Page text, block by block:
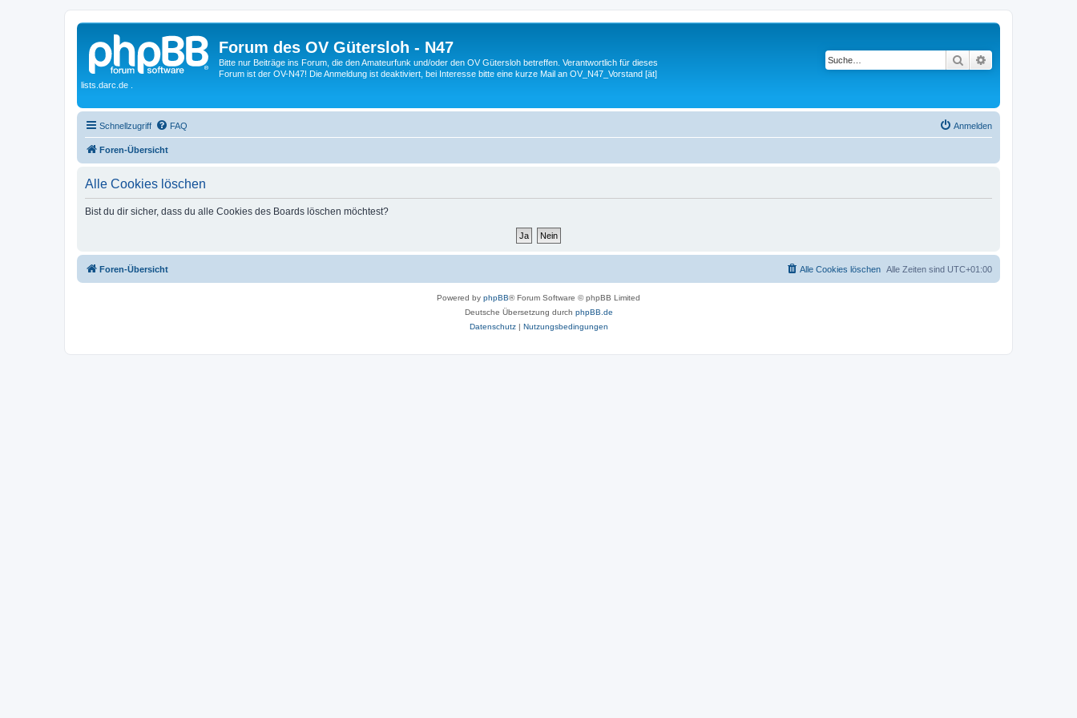
Forum des OV Gütersloh - N47
Bitte nur Beiträge ins Forum, die den Amateurfunk und/oder den OV Gütersloh betreffen. Verantwortlich für dieses
Forum ist der OV-N47! Die Anmeldung ist deaktiviert, bei Interesse bitte eine kurze Mail an OV_N47_Vorstand [ät]
lists.darc.de .
Suche
Schnellzugriff FAQ Anmelden
Foren-Übersicht
Alle Cookies löschen
Bist du dir sicher, dass du alle Cookies des Boards löschen möchtest?
Foren-Übersicht Alle Zeiten sind UTC+01:00
Alle Cookies löschen
Powered by phpBB® Forum Software © phpBB Limited
Deutsche Übersetzung durch phpBB.de
Datenschutz| Nutzungsbedingungen